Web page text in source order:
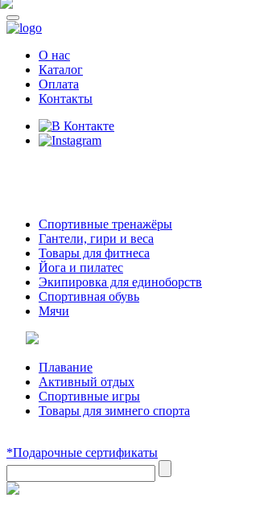
О нас
Каталог
Оплата
Контакты
Спортивные тренажёры
Гантели, гири и веса
Товары для фитнеса
Йога и пилатес
Экипировка для единоборств
Спортивная обувь
Мячи
Плавание
Активный отдых
Спортивные игры
Товары для зимнего спорта
*Подарочные сертификаты